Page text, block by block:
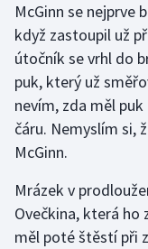
Short track
Sportovní střelba
Stolní tenis
Triatlon
Veslování
Vodní slalom
McGinn se nejprve
když zastoupil už
útočník se vrhl do
puk, který už
nevím, zda měl
čáru. Nemyslím si,
McGinn.
Mrázek v
Ovečkina, která ho
měl poté štěstí při